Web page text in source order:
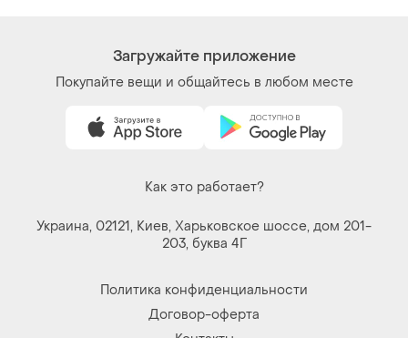
Загружайте приложение
Покупайте вещи и общайтесь в любом месте
Как это работает?
Украина, 02121, Киев, Харьковское шоссе, дом 201-
203, буква 4Г
Политика конфиденциальности
Договор-оферта